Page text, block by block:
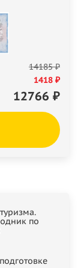
14185 ₽
1418 ₽
12766 ₽
по